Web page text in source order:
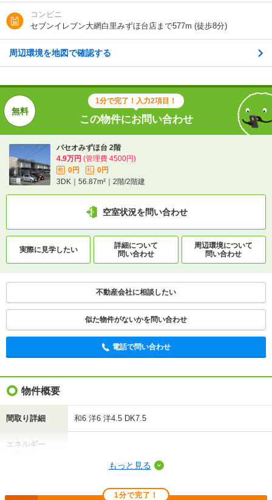
1分で完了！入力2項目！
この物件にお問い合わせ
パセオみずほ台 2階
4.9万円 (管理費 4500円)
敷 0円 礼
0円
3DK｜56.87m²｜2階/2階建
空室状況を問い合わせ
詳細について
問い合わせ
不動産会社に相談したい
電話で問い合わせ
コンビニ
セブンイレブン大網白里みずほ台店まで577m (徒歩8分)
周辺環境を地図で確認する
1分で完了！入力2項目！
この物件にお問い合わせ
パセオみずほ台 2階
4.9万円 (管理費 4500円)
敷 0円 礼
0円
3DK｜56.87m²｜2階/2階建
空室状況を問い合わせ
実際に見学したい
詳細について
問い合わせ
周辺環境について
問い合わせ
不動産会社に相談したい
似た物件がないかを問い合わせ
電話で問い合わせ
物件概要
間取り詳細 和6 洋6 洋4.5 DK7.5
エネルギー
もっと見る
1分で完了！